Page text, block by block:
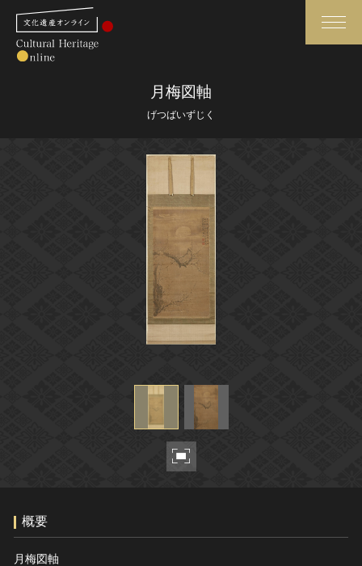
さらに詳細検索
媒体資料・関連記事等
博物館、美術館の皆さまへ
文化庁よりご挨拶
今月のみどころ
お知らせ一覧
このサイトについて
関連サイトリンク
サイトマップ
サイトのご意見はこちら
文化遺産データベース
国指定文化財等データベース
月梅図軸
げつばいずじく
概要
月梅図軸